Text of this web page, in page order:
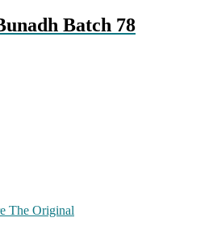
Batch 78